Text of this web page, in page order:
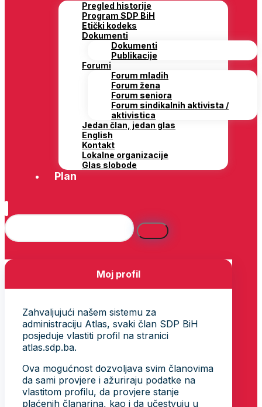
Pregled historije
Program SDP BiH
Etički kodeks
Dokumenti
Dokumenti
Publikacije
Forumi
Forum mladih
Forum žena
Forum seniora
Forum sindikalnih aktivista /
aktivistica
Jedan član, jedan glas
English
Kontakt
Lokalne organizacije
Glas slobode
Plan
Moj profil
Zahvaljujući našem sistemu za
administraciju Atlas, svaki član SDP BiH
posjeduje vlastiti profil na stranici
atlas.sdp.ba.
Ova mogućnost dozvoljava svim članovima
da sami provjere i ažuriraju podatke na
vlastitom profilu, da provjere stanje
plaćenih članarina, kao i da učestvuju u